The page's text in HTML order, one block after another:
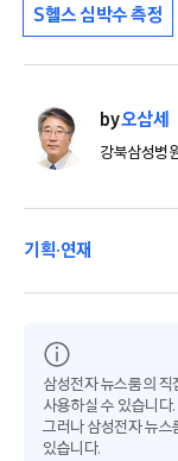
S헬스 심박수 측정
by오삼세
강북삼성병
기획·연재
삼성전자 뉴스룸의 직
사용하실 수 있습니다.
그러나 삼성전자 뉴스
있습니다.